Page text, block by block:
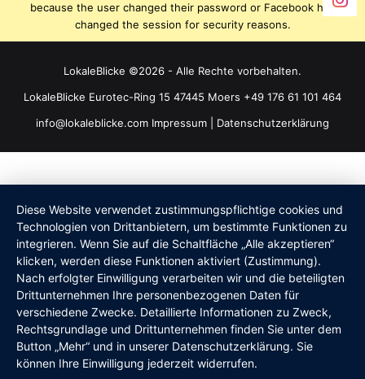
because the user changed their password or Facebook has
changed the session for security reasons.
LokaleBlicke ©2026 - Alle Rechte vorbehalten.
LokaleBlicke Eurotec-Ring 15 47445 Moers +49 176 61 101 464
info@lokaleblicke.com Impressum Datenschutzerklärung
Diese Website verwendet zustimmungspflichtige cookies und
Technologien von Drittanbietern, um bestimmte Funktionen zu
integrieren. Wenn Sie auf die Schaltfläche „Alle akzeptieren“
klicken, werden diese Funktionen aktiviert (Zustimmung).
Nach erfolgter Einwilligung verarbeiten wir und die beteiligten
Drittunternehmen Ihre personenbezogenen Daten für
verschiedene Zwecke. Detaillierte Informationen zu Zweck,
Rechtsgrundlage und Drittunternehmen finden Sie unter dem
Button „Mehr“ und in unserer Datenschutzerklärung. Sie
können Ihre Einwilligung jederzeit widerrufen.